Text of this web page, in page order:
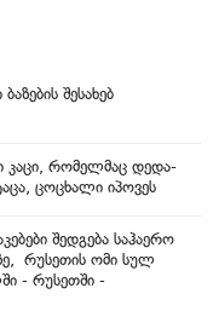
შესახებ
კაცი, რომელმაც დედა-
ცოცხალი იპოვეს
შედგება საჰაერო
რუსეთის ომი სულ
- რუსეთში -